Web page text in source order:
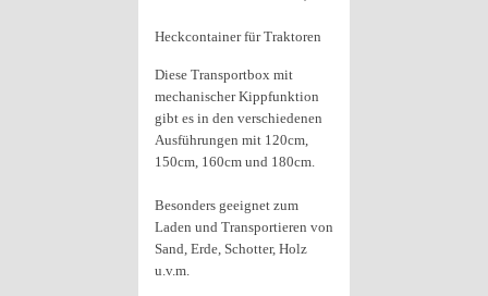
Heckcontainer für Traktoren
Diese Transportbox mit
mechanischer Kippfunktion
gibt es in den verschiedenen
Ausführungen mit 120cm,
150cm, 160cm und 180cm.
Besonders geeignet zum
Laden und Transportieren von
Sand, Erde, Schotter, Holz
u.v.m.